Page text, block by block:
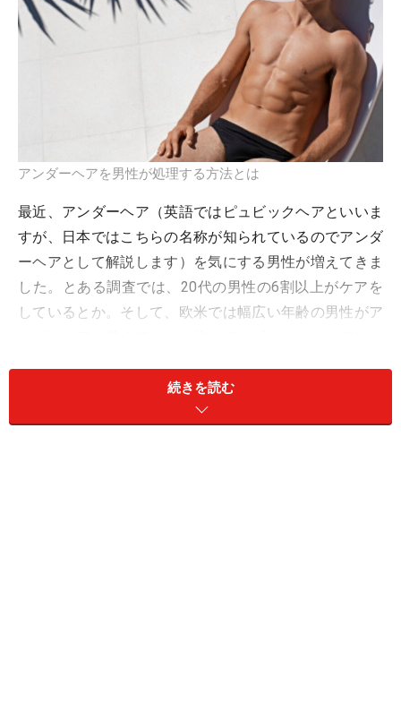
アンダーヘアを男性が処理する方法とは
最近、アンダーヘア（英語ではピュビックヘアといいま
すが、日本ではこちらの名称が知られているのでアンダ
ーヘアとして解説します）を気にする男性が増えてきま
した。とある調査では、20代の男性の6割以上がケアを
しているとか。そして、欧米では幅広い年齢の男性がア
続きを読む